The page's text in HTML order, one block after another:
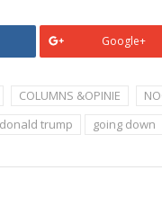
Google+
COLUMNS &OPINIE
donald trump
going down